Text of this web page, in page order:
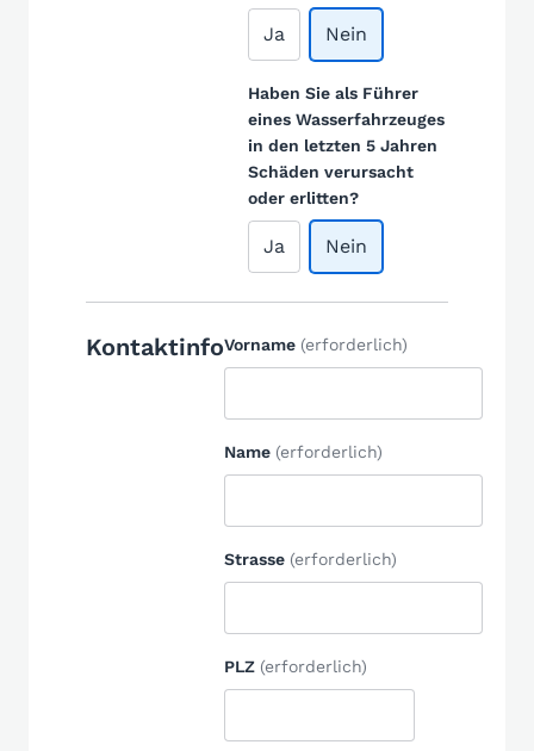
Ja Nein
Haben Sie als Führer
eines Wasserfahrzeuges
in den letzten 5 Jahren
Schäden verursacht
oder erlitten?
Ja Nein
KontaktinfoVorname (erforderlich)
Name (erforderlich)
Strasse (erforderlich)
PLZ (erforderlich)